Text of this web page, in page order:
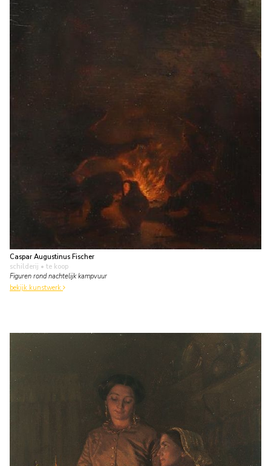
Caspar Augustinus Fischer
schilderij • te koop
Figuren rond nachtelijk kampvuur
bekijk kunstwerk